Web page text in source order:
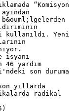
“Komisyon
kullanıldı. Yeni
isyanı
46 yardım
son duruma
yıllarda
radikal